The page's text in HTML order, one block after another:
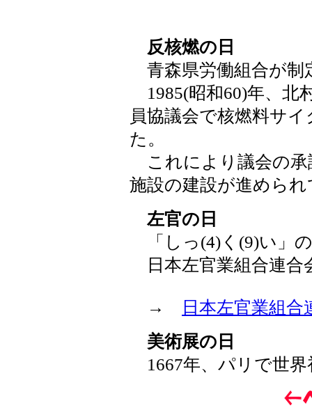
反核燃の日
青森県労働組合が制
1985(昭和60)年、北
員協議会で核燃料サ
た。
これにより議会の承
施設の建設が進めら
左官の日
「しっ(4)く(9)い」
日本左官業組合連合
→
日本左官業組合
美術展の日
1667年、パリで世界